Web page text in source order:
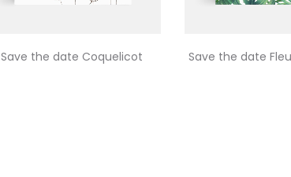
Save the date Coquelicot Save the date